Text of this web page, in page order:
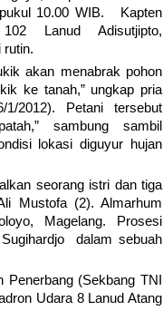
10.00 WIB. Kapten
Lanud Adisutjipto,
rutin.
akan menabrak pohon
ke tanah,” ungkap pria
2012). Petani tersebut
sambung sambil
lokasi diguyur hujan
seorang istri dan tiga
Mustofa (2). Almarhum
Magelang. Prosesi
dalam sebuah
(Sekbang TNI
Udara 8 Lanud Atang